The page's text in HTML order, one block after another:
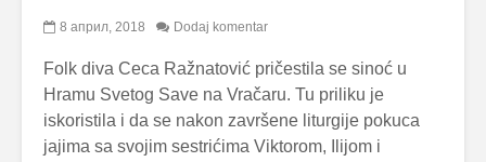
8 април, 2018 Dodaj komentar
Folk diva Ceca Ražnatović pričestila se sinoć u
Hramu Svetog Save na Vračaru. Tu priliku je
iskoristila i da se nakon završene liturgije pokuca
jajima sa svojim sestrićima Viktorom, Ilijom i